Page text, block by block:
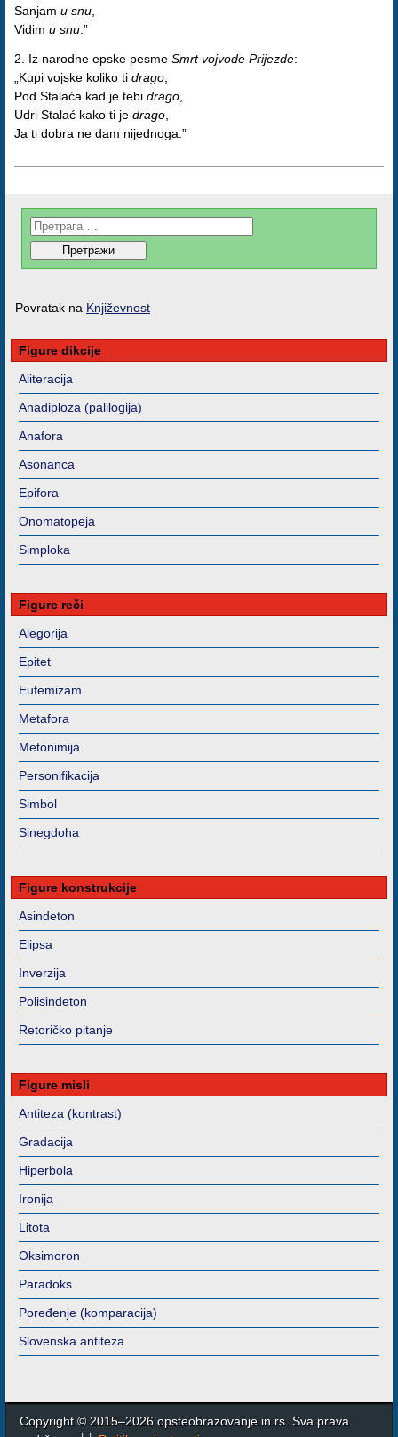
Sanjam u snu
Vidim u snu .”
2. Iz narodne epske pesme Smrt vojvode Prijezde:
„Kupi vojske koliko ti drago
Pod Stalaća kad je tebi drago
Udri Stalać kako ti je drago
Ja ti dobra ne dam nijednoga.”
Povratak na Književnost
Figure dikcije
Aliteracija
Anadiploza (palilogija)
Anafora
Asonanca
Epifora
Onomatopeja
Simploka
Figure reči
Alegorija
Epitet
Eufemizam
Metafora
Metonimija
Personifikacija
Simbol
Sinegdoha
Figure konstrukcije
Asindeton
Elipsa
Inverzija
Polisindeton
Retoričko pitanje
Figure misli
Antiteza (kontrast)
Gradacija
Hiperbola
Ironija
Litota
Oksimoron
Paradoks
Poređenje (komparacija)
Slovenska antiteza
Copyright © 2015–2026 opsteobrazovanje.in.rs. Sva prava